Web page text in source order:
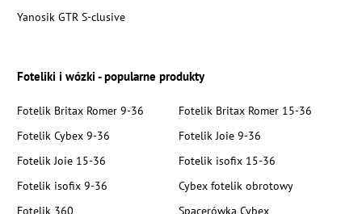
Yanosik GTR S-clusive
Foteliki i wózki - popularne produkty
Fotelik Britax Romer 9-36
Fotelik Britax Romer 15-36
Fotelik Cybex 9-36
Fotelik Joie 9-36
Fotelik Joie 15-36
Fotelik isofix 15-36
Fotelik isofix 9-36
Cybex fotelik obrotowy
Fotelik 360
Spacerówka Cybex